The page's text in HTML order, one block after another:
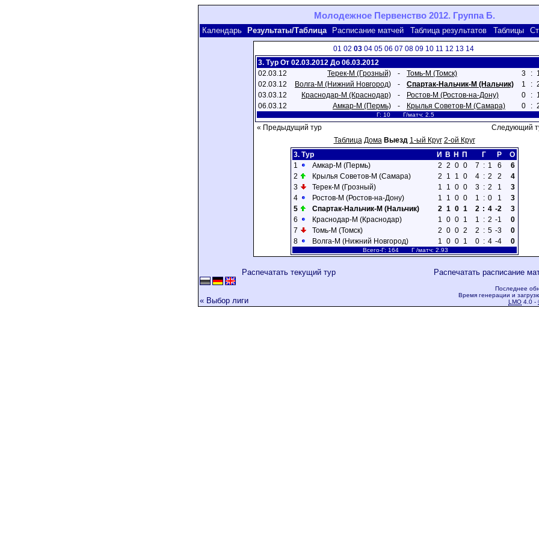
Молодежное Первенство 2012. Группа Б.
Календарь Результаты/Таблица Расписание матчей Таблица результатов Таблицы
01 02 03 04 05 06 07 08 09 10 11 12 13 14
3. Тур От 02.03.2012 До 06.03.2012
02.03.12
Терек-М (Грозный) - Томь-М (Томск) 3 :
02.03.12
Волга-М (Нижний Новгород) - Спартак-Нальчик-М (Нальчик) 1 :
03.03.12
Краснодар-М (Краснодар) - Ростов-М (Ростов-на-Дону) 0 :
06.03.12
Амкар-М (Пермь) - Крылья Советов-М (Самара) 0 :
Г: 10 Г/матч: 2.5
« Предыдущий тур
Следующий
Таблица ДомаВыезд 1-ый Круг 2-ой Круг
3. Тур
И В Н П Г Р
О
1
Амкар-М (Пермь) 2 2 0 0 7 : 1 6
6
2
Крылья Советов-М (Самара) 2 1 1 0 4 : 2 2
4
3
Терек-М (Грозный) 1 1 0 0 3 : 2 1
3
4
Ростов-М (Ростов-на-Дону) 1 1 0 0 1 : 0 1
3
5
Спартак-Нальчик-М (Нальчик) 2 1 0 1 2 : 4 -2
3
6
Краснодар-М (Краснодар) 1 0 0 1 1 : 2 -1
0
7
Томь-М (Томск) 2 0 0 2 2 : 5 -3
0
8
Волга-М (Нижний Новгород) 1 0 0 1 0 : 4 -4 0
Всего-Г: 164 Г /матч: 2.93
Распечатать текущий тур Распечатать расписание
« Выбор лиги
Последнее
Время генерации и
LMO 4.0 -